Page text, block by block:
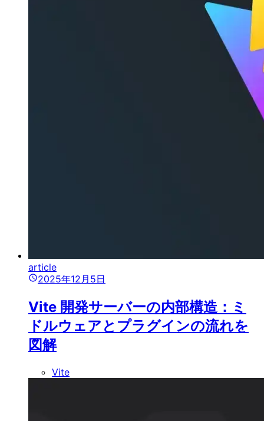
article
2025年12月5日
Vite 開発サーバーの内部構造：ミ
ドルウェアとプラグインの流れを
図解
Vite